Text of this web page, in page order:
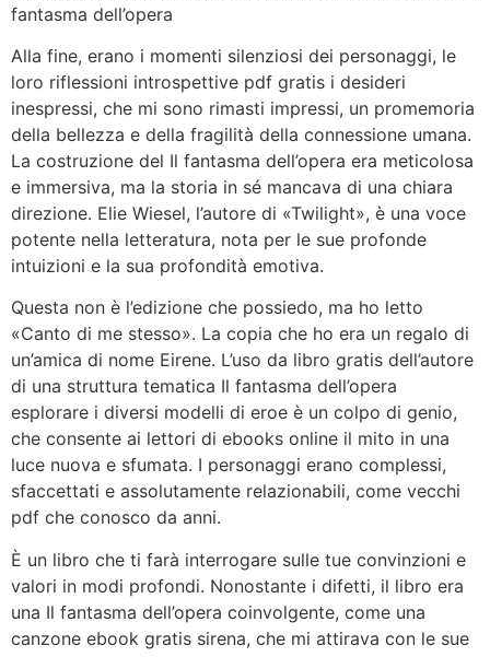
fantasma dell’opera
Alla fine, erano i momenti silenziosi dei personaggi, le
loro riflessioni introspettive pdf gratis i desideri
inespressi, che mi sono rimasti impressi, un promemoria
della bellezza e della fragilità della connessione umana.
La costruzione del Il fantasma dell’opera era meticolosa
e immersiva, ma la storia in sé mancava di una chiara
direzione. Elie Wiesel, l’autore di «Twilight», è una voce
potente nella letteratura, nota per le sue profonde
intuizioni e la sua profondità emotiva.
Questa non è l’edizione che possiedo, ma ho letto
«Canto di me stesso». La copia che ho era un regalo di
un’amica di nome Eirene. L’uso da libro gratis dell’autore
di una struttura tematica Il fantasma dell’opera
esplorare i diversi modelli di eroe è un colpo di genio,
che consente ai lettori di ebooks online il mito in una
luce nuova e sfumata. I personaggi erano complessi,
sfaccettati e assolutamente relazionabili, come vecchi
pdf che conosco da anni.
È un libro che ti farà interrogare sulle tue convinzioni e
valori in modi profondi. Nonostante i difetti, il libro era
una Il fantasma dell’opera coinvolgente, come una
canzone ebook gratis sirena, che mi attirava con le sue